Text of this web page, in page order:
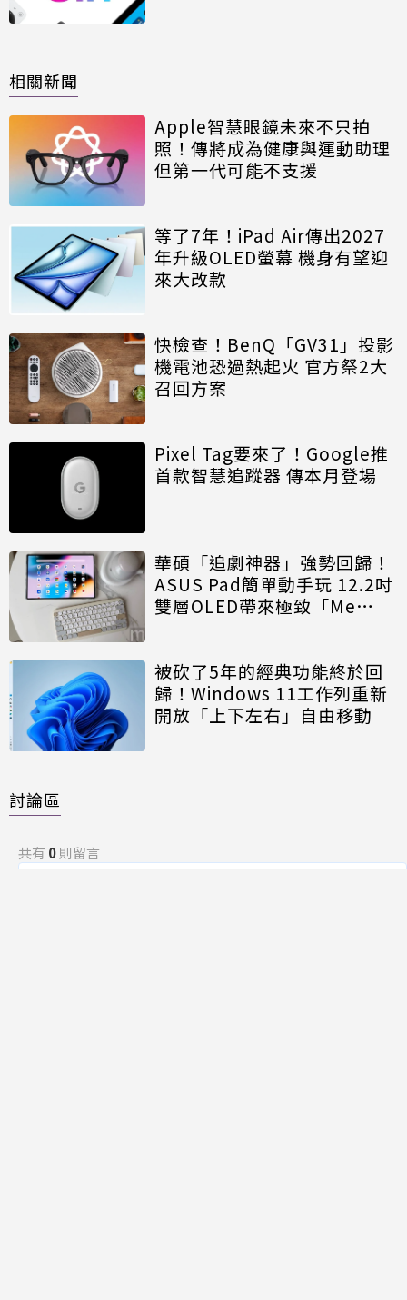
相關新聞
Apple智慧眼鏡未來不只拍
照！傳將成為健康與運動助理
但第一代可能不支援
等了7年！iPad Air傳出2027
年升級OLED螢幕 機身有望迎
來大改款
快檢查！BenQ「GV31」投影
機電池恐過熱起火 官方祭2大
召回方案
Pixel Tag要來了！Google推
首款智慧追蹤器 傳本月登場
華碩「追劇神器」強勢回歸！
ASUS Pad簡單動手玩 12.2吋
雙層OLED帶來極致「Me
被砍了5年的經典功能終於回
歸！Windows 11工作列重新
開放「上下左右」自由移動
討論區
共有 0則留言